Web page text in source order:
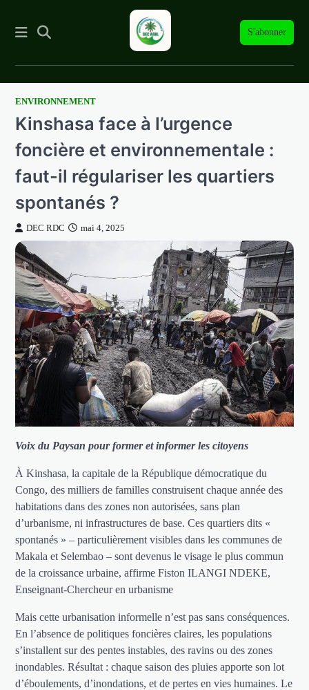
S'abonner
SkipENVIRONNEMENT
Kinshasa face à l’urgence
foncière et environnementale :
faut-il régulariser les quartiers
spontanés ?
DEC RDC mai 4, 2025
Voix du Paysan pour former et informer les citoyens
À Kinshasa, la capitale de la République démocratique du
Congo, des milliers de familles construisent chaque année des
habitations dans des zones non autorisées, sans plan
d’urbanisme, ni infrastructures de base. Ces quartiers dits «
spontanés » – particulièrement visibles dans les communes de
Makala et Selembao – sont devenus le visage le plus commun
de la croissance urbaine, affirme Fiston ILANGI NDEKE,
Enseignant-Chercheur en urbanisme
Mais cette urbanisation informelle n’est pas sans conséquences.
En l’absence de politiques foncières claires, les populations
s’installent sur des pentes instables, des ravins ou des zones
inondables. Résultat : chaque saison des pluies apporte son lot
d’éboulements, d’inondations, et de pertes en vies humaines. Le